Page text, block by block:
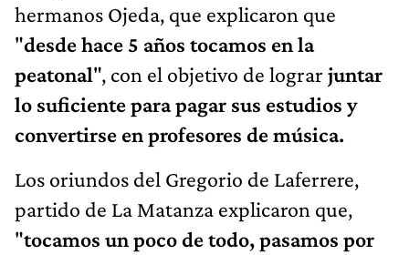
hermanos Ojeda, que explicaron que
"desde hace 5 años tocamos en la
peatonal", con el objetivo de lograr juntar
lo suficiente para pagar sus estudios y
convertirse en profesores de música.
Los oriundos del Gregorio de Laferrere,
partido de La Matanza explicaron que,
"tocamos un poco de todo, pasamos por